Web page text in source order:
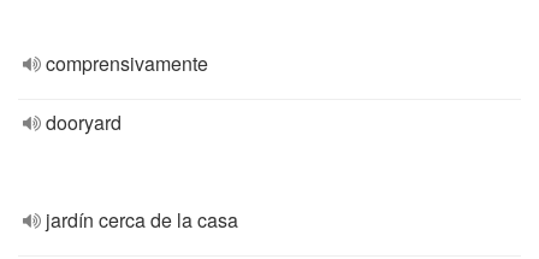
comprensivamente
dooryard
jardín cerca de la casa